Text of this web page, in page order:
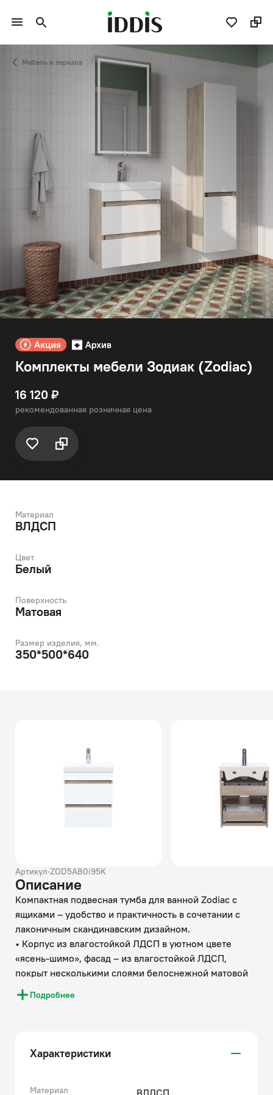
Мебель и зеркала
Комплекты мебели Зодиак (Zodiac)
16 120 ₽
рекомендованная розничная цена
Материал
ВЛДСП
Цвет
Белый
Поверхность
Матовая
Размер изделия, мм.
350*500*640
Артикул·ZOD5AB0i95K
Описание
Компактная подвесная тумба для ванной Zodiac с
ящиками – удобство и практичность в сочетании с
лаконичным скандинавским дизайном.
• Корпус из влагостойкой ЛДСП в уютном цвете
«ясень-шимо», фасад – из влагостойкой ЛДСП,
покрыт несколькими слоями белоснежной матовой
эмали. Такое качественное исполнение обеспечит
долгий срок службы мебели во влажном помещении
большой вместительной чашей в комплекте. Удобен
для гигиенических и хозяйственных нужд.
и упрощает процесс уборки.
Подробнее
Характеристики
Материал ВЛДСП